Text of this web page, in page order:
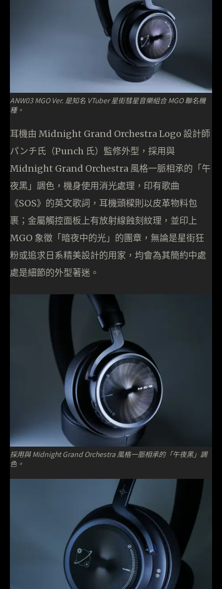
ANW03 MGO Ver. 是知名 VTuber 星街彗星音樂組合 MGO 聯名機
種。
耳機由 Midnight Grand Orchestra Logo 設計師
パンチ氏（Punch 氏）監修外型，採用與
Midnight Grand Orchestra 風格一脈相承的「午
夜黑」調色，機身使用消光處理，印有歌曲
《SOS》的英文歌詞，耳機頭樑則以皮革物料包
裹；金屬觸控面板上有放射線蝕刻紋理，並印上
MGO 象徵「暗夜中的光」的團章，無論是星街狂
粉或追求日系精美設計的用家，均會為其簡約中處
處是細節的外型著迷。
採用與 Midnight Grand Orchestra 風格一脈相承的「午夜黑」調
色。